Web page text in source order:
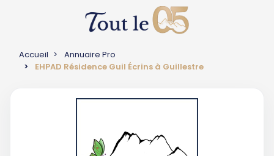
Accueil
Annuaire Pro
EHPAD Résidence Guil Écrins à Guillestre